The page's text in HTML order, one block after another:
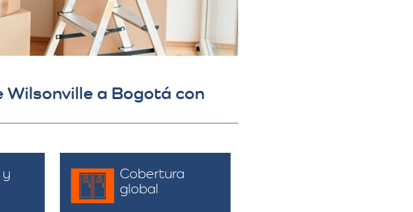
Wilsonville a Bogotá con
Cobertura
global